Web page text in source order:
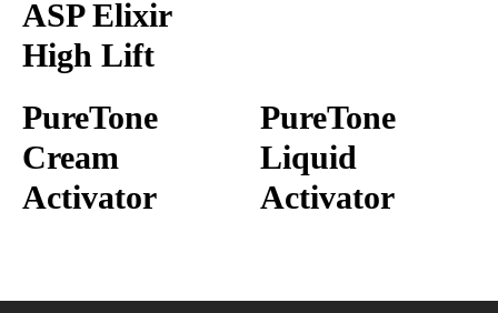
ASP Elixir
High Lift
PureTone
Cream
Activator
PureTone
Liquid
Activator